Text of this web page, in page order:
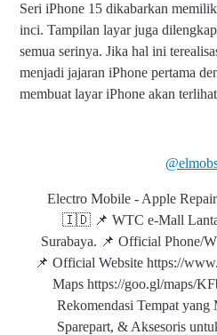
Seri iPhone 15 dikabarkan
inci. Tampilan layar juga
semua serinya. Jika hal ini
menjadi jajaran iPhone pertama
membuat layar iPhone akan
Electro Mobile - Apple
🇮🇩 📌 WTC e-Mall
Surabaya. 📌 Official Phone/
📌 Official Website https://
Maps https://goo.gl/maps/
Rekomendasi Tempat yang
Sparepart, & Aksesoris